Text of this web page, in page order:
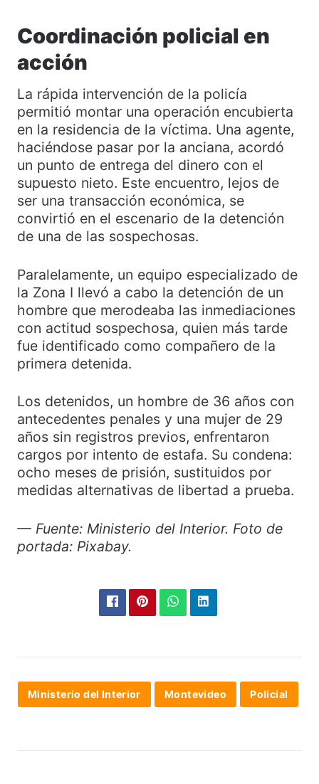
Coordinación policial en
acción
La rápida intervención de la policía
permitió montar una operación encubierta
en la residencia de la víctima. Una agente,
haciéndose pasar por la anciana, acordó
un punto de entrega del dinero con el
supuesto nieto. Este encuentro, lejos de
ser una transacción económica, se
convirtió en el escenario de la detención
de una de las sospechosas.
Paralelamente, un equipo especializado de
la Zona I llevó a cabo la detención de un
hombre que merodeaba las inmediaciones
con actitud sospechosa, quien más tarde
fue identificado como compañero de la
primera detenida.
Los detenidos, un hombre de 36 años con
antecedentes penales y una mujer de 29
años sin registros previos, enfrentaron
cargos por intento de estafa. Su condena:
ocho meses de prisión, sustituidos por
medidas alternativas de libertad a prueba.
— Fuente: Ministerio del Interior. Foto de
portada: Pixabay.
Ministerio del Interior Montevideo Policial